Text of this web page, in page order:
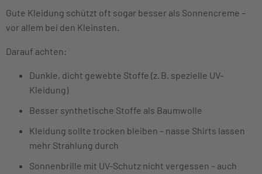
Gute Kleidung schützt oft sogar besser als Sonnencreme –
vor allem bei den Kleinsten.
Darauf achten:
Dunkle, dicht gewebte Stoffe (z. B. spezielle UV-
Kleidung)
Besser synthetische Stoffe als Baumwolle
Kleidung sollte trocken bleiben – nasse Shirts lassen
mehr Strahlung durch
Sonnenbrille mit UV-Schutz nicht vergessen – auch